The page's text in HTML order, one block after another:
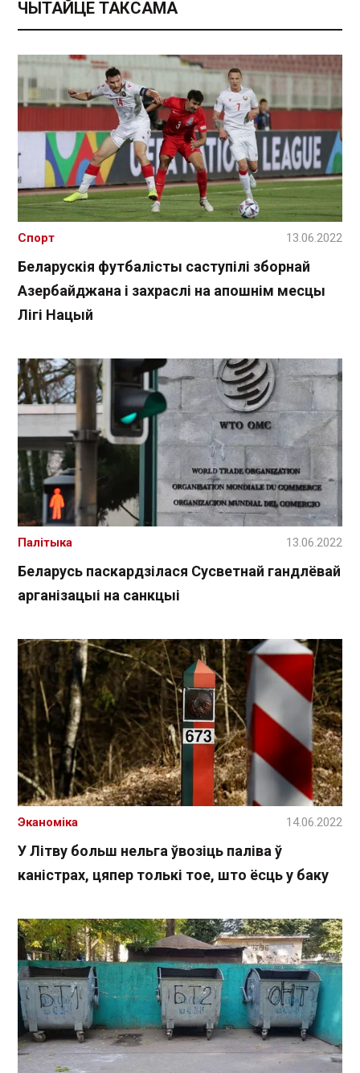
ЧЫТАЙЦЕ ТАКСАМА
Беларускія футбалісты саступілі зборнай
Азербайджана і захраслі на апошнім месцы
Лігі Нацый
Спорт 13.06.2022
Беларусь паскардзілася Сусветнай гандлёвай
арганізацыі на санкцыі
Палітыка 13.06.2022
У Літву больш нельга ўвозіць паліва ў
каністрах, цяпер толькі тое, што ёсць у баку
Эканоміка 14.06.2022